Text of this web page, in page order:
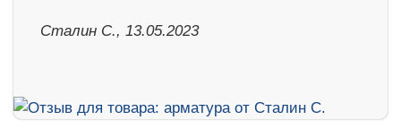
Сталин С., 13.05.2023